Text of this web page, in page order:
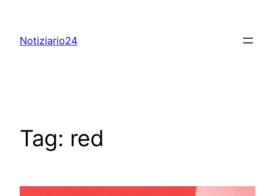
content
Notiziario24
Tag: red